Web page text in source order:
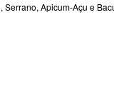
Serrano, Apicum-Açu e